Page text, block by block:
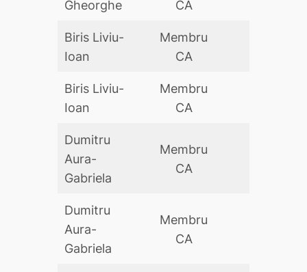
Gheorghe CA
Biris Liviu-
Ioan
Membru
CA
Biris Liviu-
Ioan
Membru
CA
Dumitru
Aura-
Gabriela
Membru
CA
Dumitru
Aura-
Gabriela
Membru
CA